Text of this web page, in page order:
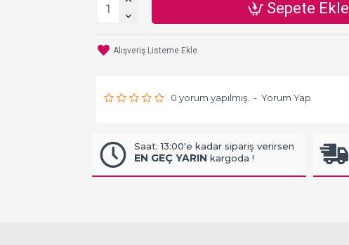
0 yorum yapılmış. - Yorum Yap
Sepete Ekle
Alışveriş Listeme Ekle
Saat: 13:00'e kadar sipariş verirsen
EN GEÇ YARIN kargoda !